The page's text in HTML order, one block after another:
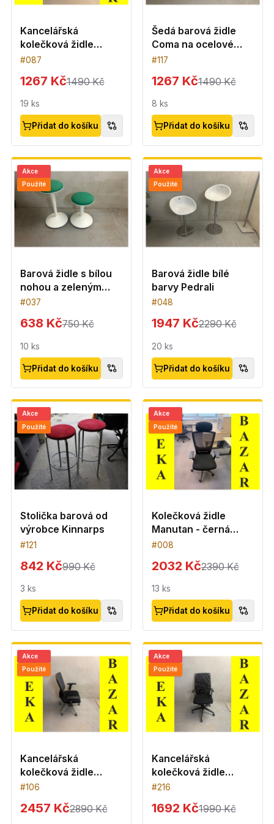
Kancelářská
kolečková židle
Profim -šedá
#087
1267 Kč1490 Kč
19 ks
Přidat do košíku
Šedá barová židle
Coma na ocelové
podnoži
#117
1267 Kč1490 Kč
8 ks
Přidat do košíku
Akce
Použité
Barová židle s bílou
nohou a zeleným
sedákem
#037
638 Kč750 Kč
10 ks
Přidat do košíku
Akce
Použité
Barová židle bílé
barvy Pedrali
#048
1947 Kč2290 Kč
20 ks
Přidat do košíku
Akce
Použité
Stolička barová od
výrobce Kinnarps
#121
842 Kč990 Kč
3 ks
Přidat do košíku
Akce
Použité
Kolečková židle
Manutan - černá
barva
#008
2032 Kč2390 Kč
13 ks
Přidat do košíku
Akce
Použité
Kancelářská
kolečková židle
OfficePro
#106
2457 Kč2890 Kč
Akce
Použité
Kancelářská
kolečková židle
Profim - černá
#216
1692 Kč1990 Kč